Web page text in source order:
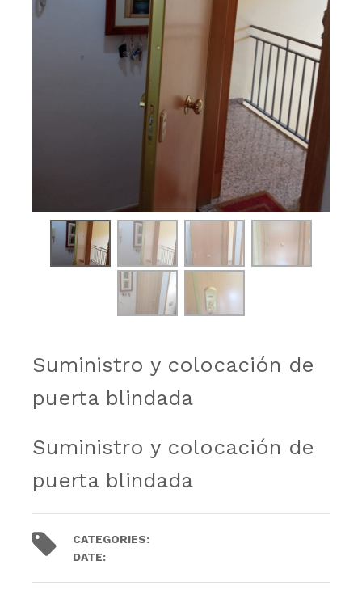
Suministro y colocación de
puerta blindada
Suministro y colocación de
puerta blindada
CATEGORIES:
DATE: